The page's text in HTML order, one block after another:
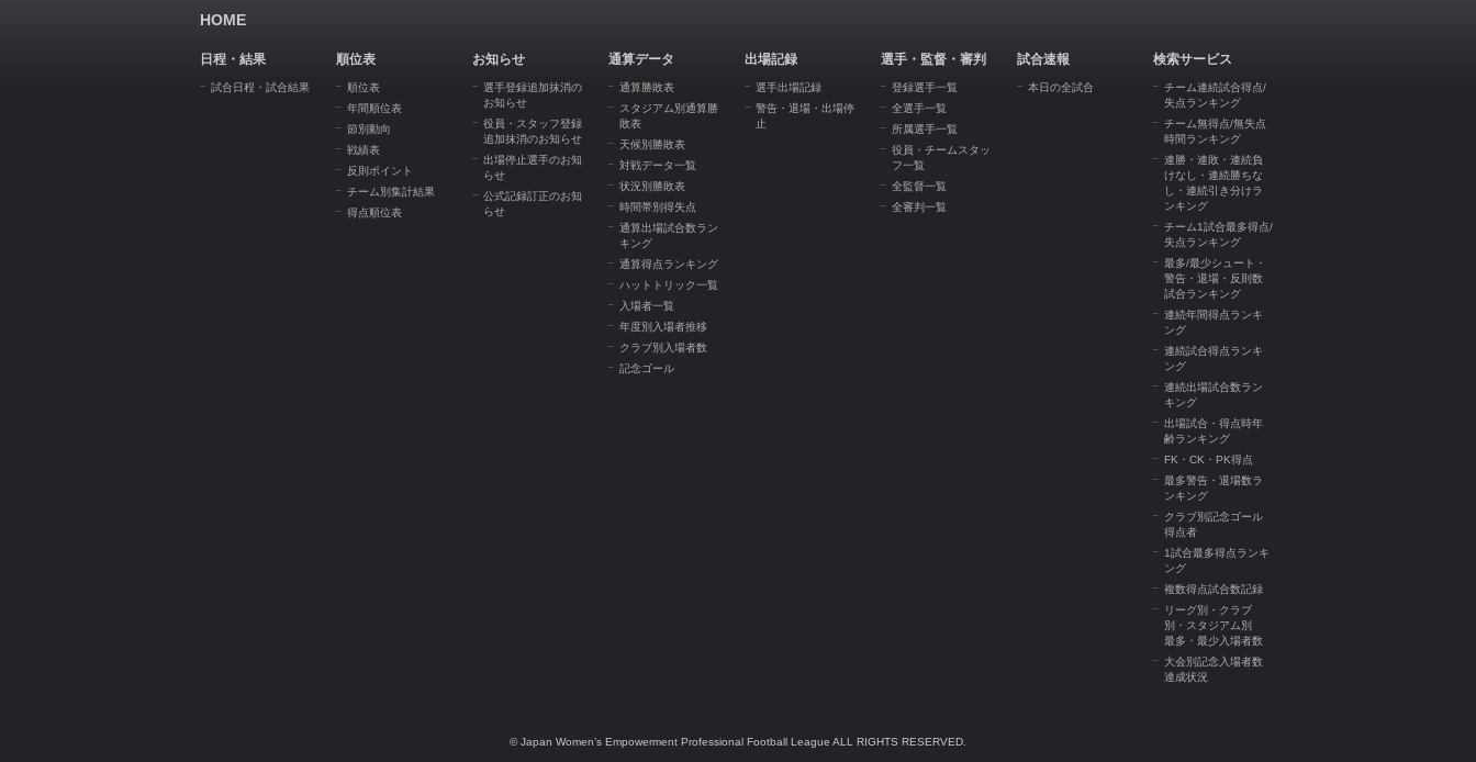
HOME
日程・結果
試合日程・試合結果
順位表
順位表
年間順位表
節別動向
戦績表
反則ポイント
チーム別集計結果
得点順位表
お知らせ
選手登録追加抹消の
お知らせ
役員・スタッフ登録
追加抹消のお知らせ
出場停止選手のお知
らせ
公式記録訂正のお知
らせ
通算データ
通算勝敗表
スタジアム別通算勝
敗表
天候別勝敗表
対戦データ一覧
状況別勝敗表
時間帯別得失点
通算出場試合数ラン
キング
通算得点ランキング
ハットトリック一覧
入場者一覧
年度別入場者推移
クラブ別入場者数
記念ゴール
出場記録
選手出場記録
警告・退場・出場停
止
選手・監督・審判
登録選手一覧
全選手一覧
所属選手一覧
役員・チームスタッ
フ一覧
全監督一覧
全審判一覧
試合速報
本日の全試合
検索サービス
チーム連続試合得点/
失点ランキング
チーム無得点/無失点
時間ランキング
連勝・連敗・連続負
けなし・連続勝ちな
し・連続引き分けラ
ンキング
チーム1試合最多得点/
失点ランキング
最多/最少シュート・
警告・退場・反則数
試合ランキング
連続年間得点ランキ
ング
連続試合得点ランキ
ング
連続出場試合数ラン
キング
出場試合・得点時年
齢ランキング
FK・CK・PK得点
最多警告・退場数ラ
ンキング
クラブ別記念ゴール
得点者
1試合最多得点ランキ
ング
複数得点試合数記録
リーグ別・クラブ
別・スタジアム別
最多・最少入場者数
大会別記念入場者数
達成状況
© Japan Women’s Empowerment Professional Football League ALL RIGHTS RESERVED.